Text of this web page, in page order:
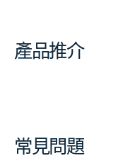
產品推介
常見問題